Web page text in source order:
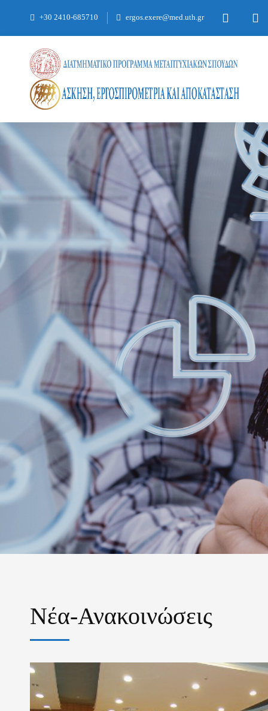
+30 2410-685710 ergos.exere@med.uth.gr
ΜΑΘΉΜΑΤΑ ΕΑΡΙΝΟΎ ΕΞΑΜΉΝΟΥ
ΠΡΟΓΡΑΜΜΑ
ΜΑΘΗΜΑΤΩΝ
ΕΞΑΜΗΝΟΥ 2ου
ΕΞΑΜΗΝΟ ΑΚΑΔ.
2025-2026
Πρόγραμμα Εξετάσεων 1ου και 3ου Εξαμήνου
Περισσότερα...
Νέα-Ανακοινώσεις